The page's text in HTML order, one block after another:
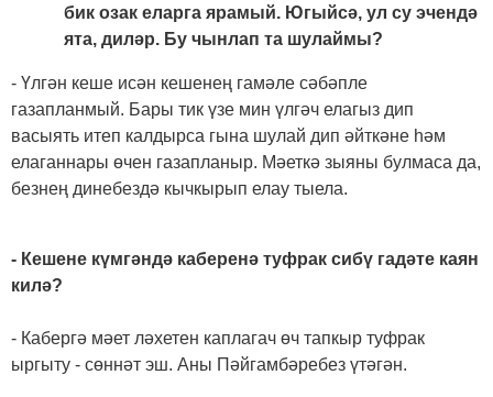
бик озак еларга ярамый. Югыйсә, ул су эчендә
ята, диләр. Бу чынлап та шулаймы?
- Үлгән кеше исән кешенең гамәле сәбәпле
газапланмый. Бары тик үзе мин үлгәч елагыз дип
васыять итеп калдырса гына шулай дип әйткәне һәм
елаганнары өчен газапланыр. Мәеткә зыяны булмаса да,
безнең динебездә кычкырып елау тыела.
- Кешене күмгәндә каберенә туфрак сибү гадәте каян
килә?
- Кабергә мәет ләхетен каплагач өч тапкыр туфрак
ыргыту - сөннәт эш. Аны Пәйгамбәребез үтәгән.